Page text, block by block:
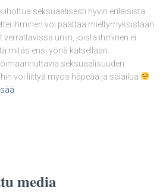
seksuaalisesti hyvin erilaisista
ihminen voi päättää mieltymyksistään
verrattavissa uniin, joista ihminen ei
mitäs ensi yönä katsellaan.
seksuaalisuuden
voi liittyä myös häpeää ja salailua
media